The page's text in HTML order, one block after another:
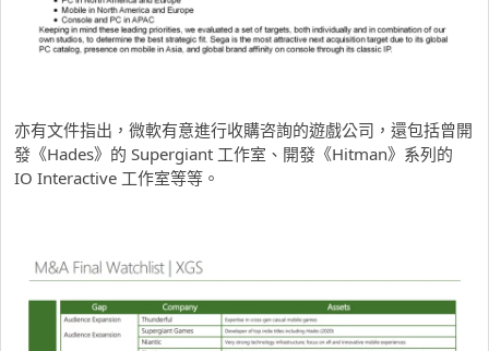
亦有文件指出，微軟有意進行收購咨詢的遊戲公司，還包括曾開
發《Hades》的 Supergiant 工作室、開發《Hitman》系列的
IO Interactive 工作室等等。